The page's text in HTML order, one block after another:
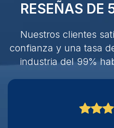
RESEÑAS DE
Nuestros clientes
confianza y una tasa
industria del 99%